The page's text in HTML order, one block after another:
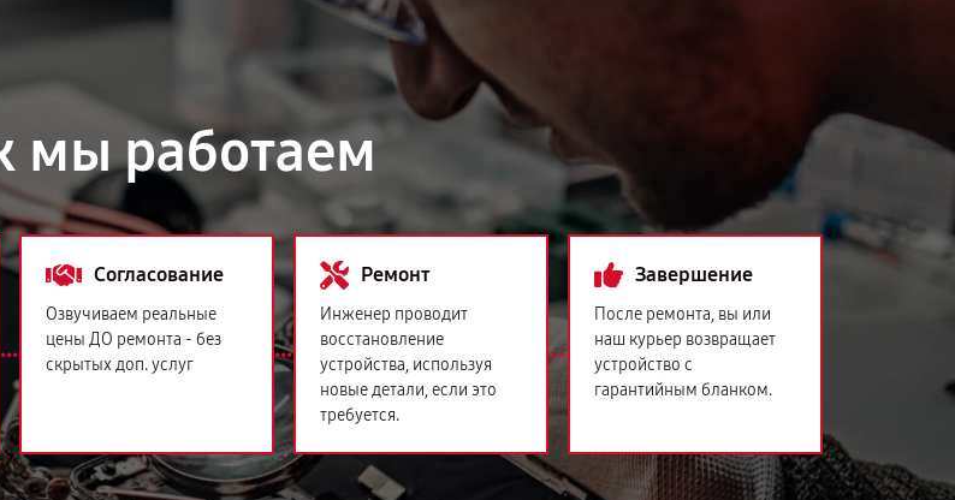
мы работаем
Согласование
Озвучиваем реальные
цены ДО ремонта - без
скрытых доп. услуг
Ремонт
Инженер проводит
восстановление
устройства, используя
новые детали, если это
требуется.
Завершение
После ремонта, вы или
наш курьер возвращает
устройство с
гарантийным бланком.